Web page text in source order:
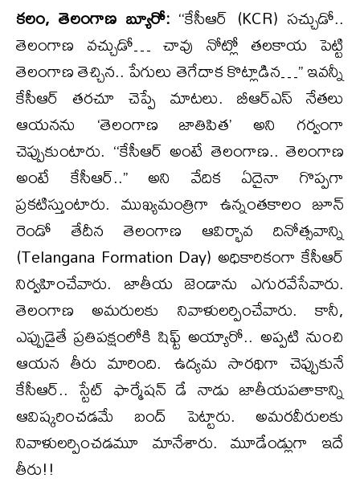
కలం, తెలంగాణ బ్యూరో:‘‘కేసీఆర్ (KCR) సచ్చుడో..
తెలంగాణ వచ్చుడో… చావు నోట్లో తలకాయ పెట్టి
తెలంగాణ తెచ్చిన.. పేగులు తెగేదాక కొట్లాడిన…’’ ఇవన్నీ
కేసీఆర్ తరచూ చెప్పే మాటలు. బీఆర్ఎస్ నేతలు
ఆయనను ‘తెలంగాణ జాతిపిత’ అని గర్వంగా
చెప్పుకుంటారు. ‘‘కేసీఆర్ అంటే తెలంగాణ.. తెలంగాణ
అంటే కేసీఆర్..’’ అని వేదిక ఏదైనా గొప్పగా
ప్రకటిస్తుంటారు. ముఖ్యమంత్రిగా ఉన్నంతకాలం జూన్
రెండో తేదీన తెలంగాణ ఆవిర్భావ దినోత్సవాన్ని
(Telangana Formation Day) అధికారికంగా కేసీఆర్
నిర్వహించేవారు. జాతీయ జెండాను ఎగురవేసేవారు.
తెలంగాణ అమరులకు నివాళులర్పించేవారు. కానీ,
ఎప్పుడైతే ప్రతిపక్షంలోకి షిఫ్ట్ అయ్యారో.. అప్పటి నుంచి
ఆయన తీరు మారింది. ఉద్యమ సారథిగా చెప్పుకునే
కేసీఆర్.. స్టేట్ ఫార్మేషన్ డే నాడు జాతీయపతాకాన్ని
ఆవిష్కరించడమే బంద్ పెట్టారు. అమరవీరులకు
నివాళులర్పించడమూ మానేశారు. మూడేండ్లుగా ఇదే
తీరు!!